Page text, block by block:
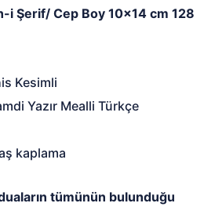
i Şerif/ Cep Boy 10x14 cm 128
Kesimli
Yazır Mealli Türkçe
kaplama
tümünün bulunduğu